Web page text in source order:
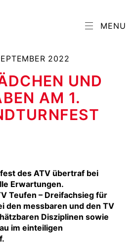
MENU
2022
UND
AM 1.
des ATV übertraf bei
Erwartungen.
Teufen – Dreifachsieg für
den messbaren und den TV
Disziplinen sowie
im einteiligen